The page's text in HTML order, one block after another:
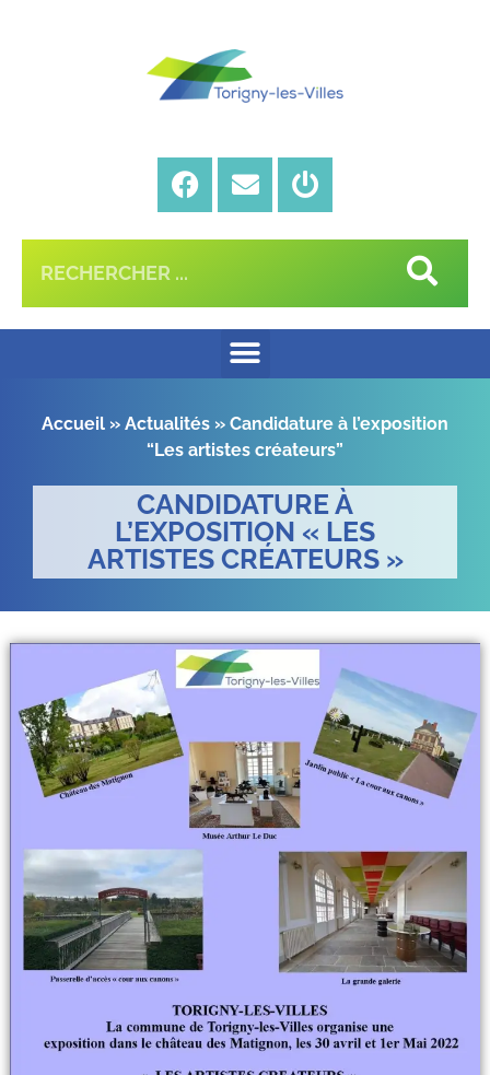
Accueil » Actualités » Candidature à l’exposition
“Les artistes créateurs”
CANDIDATURE À
L’EXPOSITION « LES
ARTISTES CRÉATEURS »